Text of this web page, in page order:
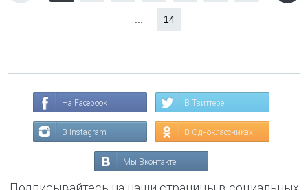
14
На Facebook В Твиттере
В Instagram В Одноклассниках
Мы Вконтакте